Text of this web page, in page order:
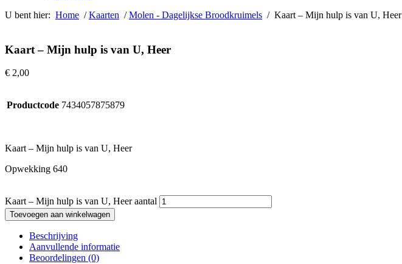
U bent hier: Home /Kaarten /Molen - Dagelijkse Broodkruimels / Kaart – Mijn hulp is van U, Heer
Kaart – Mijn hulp is van U, Heer
€ 2,00
Productcode 7434057875879
Kaart – Mijn hulp is van U, Heer
Opwekking 640
Kaart – Mijn hulp is van U, Heer aantal
Toevoegen aan winkelwagen
Beschrijving
Aanvullende informatie
Beoordelingen (0)